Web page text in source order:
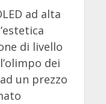
ad alta
di livello
dei
un prezzo